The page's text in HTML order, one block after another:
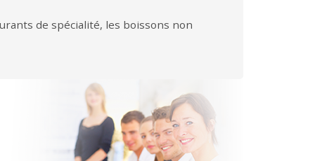
de spécialité, les boissons non